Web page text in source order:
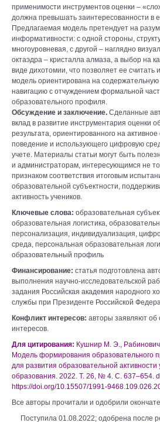
применимости инструментов оценки –
должна превышать заинтересованности в
Предлагаемая модель претендует на
информативности: с одной стороны,
многоуровневая, с другой – наглядно
октаэдра – кристалла алмаза, а выбор на
виде дихотомии, что позволяет ее считать
модель ориентирована на
навигацию с отчуждением формальной
образовательного профиля.
Обсуждение и заключение. Сделанные
вклад в развитие инструментария оценки
результата, ориентированного на
поведение и использующего цифровую
учете. Материалы статьи могут быть
и администраторам, интересующимся не
признаком соответствия итоговым
образовательной субъектности,
активность учеников.
Ключевые слова: образовательная
образовательная логистика,
персонализация, индивидуализация,
среда, персональная образовательная
образовательный профиль
Финансирование: статья подготовлена
выполнения научно-исследовательской
задания Российская академия народного
службы при Президенте Российской
Конфликт интересов: авторы заявляют об
интересов.
Для цитирования: Кушнир М. Э.,
Модель формирования образовательного
для развития образовательной
образования. 2022. Т. 26, № 4. С. 637–654.
https://doi.org/10.15507/1991-
Все авторы прочитали и одобрили
Поступила 01.08.2022; одобрена после